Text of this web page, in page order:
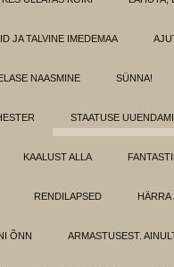
JA TALVINE IMEDEMAA
NAASMINE SÜNNA!
STAATUSE
KAALUST ALLA
RENDILAPSED HÄRRA
ÕNN ARMASTUSEST.